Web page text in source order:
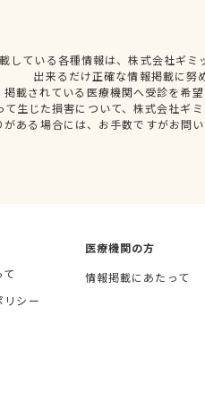
している各種情報は、株式会社ギ
出来るだけ正確な情報掲載に努
掲載されている医療機関へ受診を希
て生じた損害について、株式会社ギ
がある場合には、お手数ですがお問
リシー
医療機関の方
情報掲載にあたって